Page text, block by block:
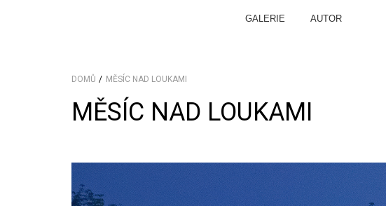
GALERIE AUTOR
DOMŮ MĚSÍC NAD LOUKAMI
MĚSÍC NAD LOUKAMI